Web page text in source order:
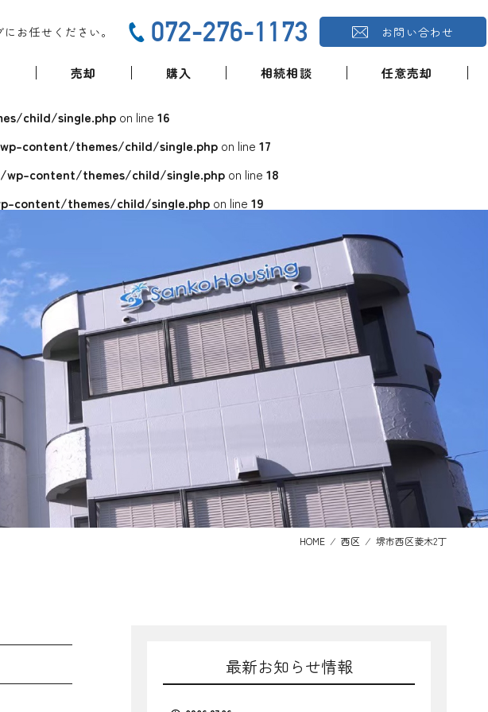
お任せください。 072-276-1173 お問い合わせ
売却 購入 相続相談 任意売却
child/single.php on line 16
content/themes/child/single.php on line 17
wp-content/themes/child/single.php on line 18
content/themes/child/single.php on line 19
HOME ⁄ 西区 ⁄ 堺市西区菱木2丁
最新お知らせ情報